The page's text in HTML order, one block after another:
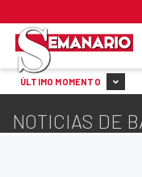
ÚLTIMO MOMENTO
NOTICIAS DE